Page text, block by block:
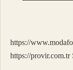
https://
https://provir.com.tr